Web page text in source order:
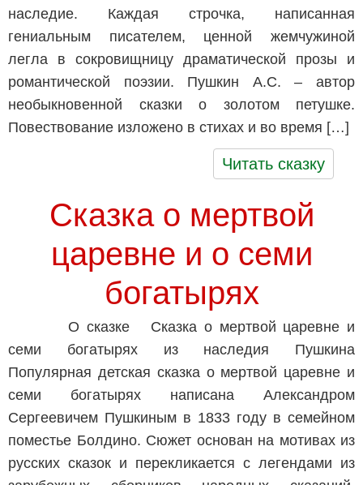
наследие. Каждая строчка, написанная
гениальным писателем, ценной жемчужиной
легла в сокровищницу драматической прозы и
романтической поэзии. Пушкин А.С. – автор
необыкновенной сказки о золотом петушке.
Повествование изложено в стихах и во время […]
Читать сказку
Сказка о мертвой
царевне и о семи
богатырях
О сказке Сказка о мертвой царевне и
семи богатырях из наследия Пушкина
Популярная детская сказка о мертвой царевне и
семи богатырях написана Александром
Сергеевичем Пушкиным в 1833 году в семейном
поместье Болдино. Сюжет основан на мотивах из
русских сказок и перекликается с легендами из